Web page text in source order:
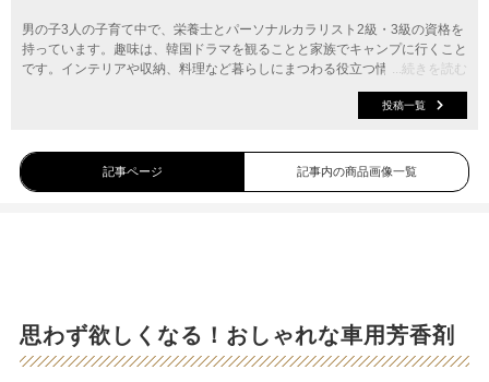
...続きを読む
男の子3人の子育て中で、栄養士とパーソナルカラリスト2級・3級の資格を
持っています。趣味は、韓国ドラマを観ることと家族でキャンプに行くこと
です。インテリアや収納、料理など暮らしにまつわる役立つ情報をお届けし
投稿一覧
記事ページ 記事内の商品画像一覧
思わず欲しくなる！おしゃれな車用芳香剤